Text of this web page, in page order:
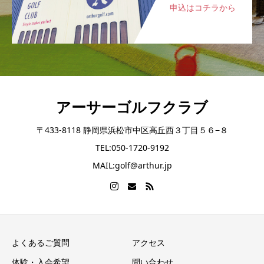
申込はコチラから
アーサーゴルフクラブ
〒433-8118 静岡県浜松市中区高丘西３丁目５６−８
TEL:050-1720-9192
MAIL:golf@arthur.jp
よくあるご質問
アクセス
体験・入会希望
問い合わせ